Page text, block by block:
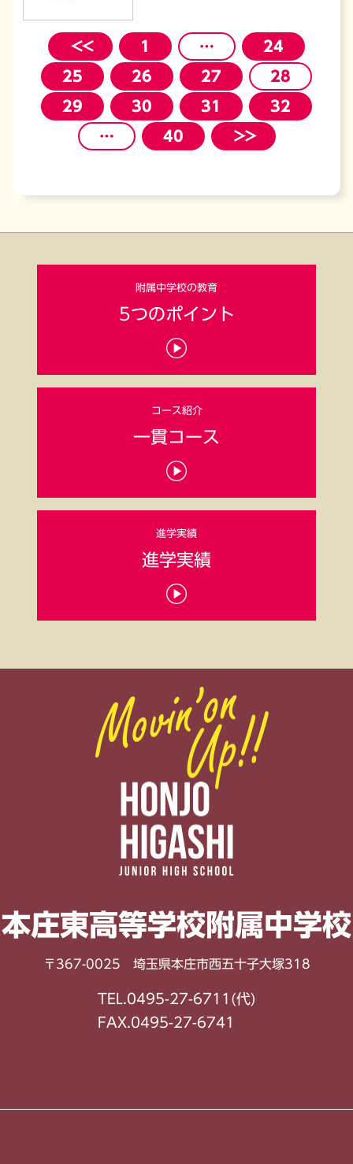
＜＜ 1 …
24
25
26 27
28
29
30 31
32
…
40 ＞＞
附属中学校の教育
5つのポイント
コース紹介
一貫コース
進学実績
進学実績
本庄東高等学校附属中学校
〒367-0025 埼玉県本庄市西五十子大塚318
TEL.0495-27-6711(代)
FAX.0495-27-6741